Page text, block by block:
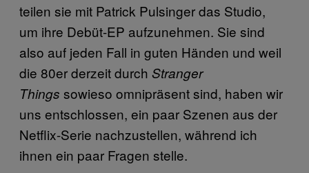
teilen sie mit Patrick Pulsinger das Studio,
um ihre Debüt-EP aufzunehmen. Sie sind
also auf jeden Fall in guten Händen und weil
die 80er derzeit durch Stranger
Things sowieso omnipräsent sind, haben wir
uns entschlossen, ein paar Szenen aus der
Netflix-Serie nachzustellen, während ich
ihnen ein paar Fragen stelle.